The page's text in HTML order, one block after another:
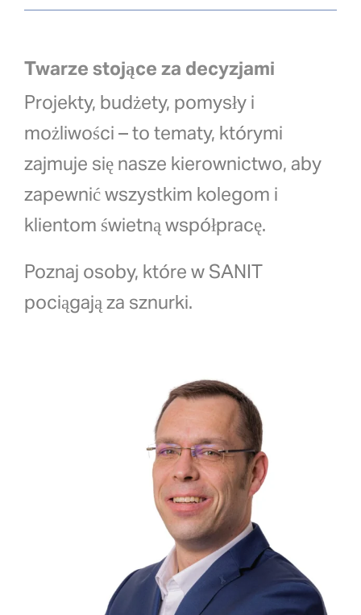
Twarze stojące za decyzjami
Projekty, budżety, pomysły i
możliwości – to tematy, którymi
zajmuje się nasze kierownictwo, aby
zapewnić wszystkim kolegom i
klientom świetną współpracę.
Poznaj osoby, które w SANIT
pociągają za sznurki.